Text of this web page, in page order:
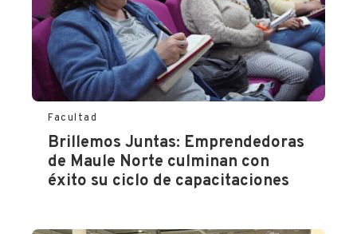
Facultad
Brillemos Juntas: Emprendedoras
de Maule Norte culminan con
éxito su ciclo de capacitaciones